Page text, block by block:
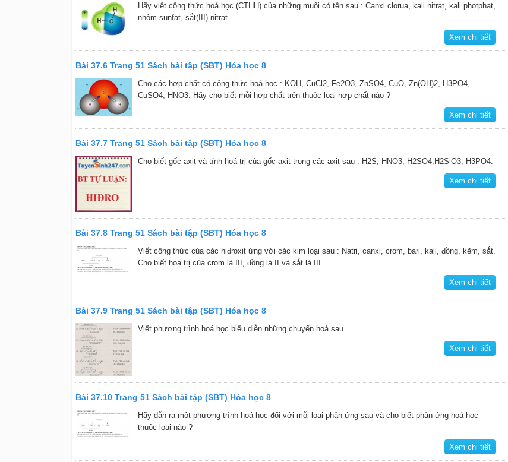
Hãy viết công thức hoá học (CTHH) của những muối có tên sau : Canxi clorua, kali nitrat, kali photphat,
nhôm sunfat, sắt(III) nitrat.
Xem chi tiết
Bài 37.6 Trang 51 Sách bài tập (SBT) Hóa học 8
Cho các hợp chất có công thức hoá học : KOH, CuCl2, Fe2O3, ZnSO4, CuO, Zn(OH)2, H3PO4,
CuSO4, HNO3. Hãy cho biết mỗi hợp chất trên thuộc loại hợp chất nào ?
Xem chi tiết
Bài 37.7 Trang 51 Sách bài tập (SBT) Hóa học 8
Cho biết gốc axit và tính hoá trị của gốc axit trong các axit sau : H2S, HNO3, H2SO4,H2SiO3, H3PO4.
Xem chi tiết
Bài 37.8 Trang 51 Sách bài tập (SBT) Hóa học 8
Viết công thức của các hiđroxit ứng với các kim loại sau : Natri, canxi, crom, bari, kali, đồng, kẽm, sắt.
Cho biết hoá trị của crom là III, đồng là II và sắt là III.
Xem chi tiết
Bài 37.9 Trang 51 Sách bài tập (SBT) Hóa học 8
Viết phương trình hoá học biểu diễn những chuyển hoả sau
Xem chi tiết
Bài 37.10 Trang 51 Sách bài tập (SBT) Hóa học 8
Hãy dẫn ra một phương trình hoá học đối với mỗi loại phản ứng sau và cho biết phản ứng hoá học
thuộc loại nào ?
Xem chi tiết